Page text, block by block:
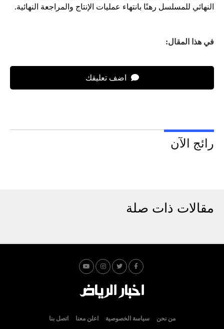
النهائي للمسلسل رهنًا بانتهاء عمليات الإنتاج والمراجعة النهائية.
في هذا المقال:
اضف تعليقك
رائج الآن
مقالات ذات صلة
من نحن سياسة الخصوصية اعلن معنا اتصل بنا